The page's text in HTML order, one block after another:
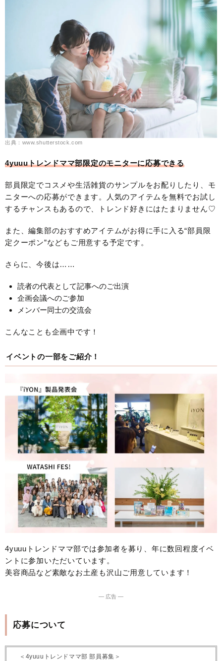
出典：www.shutterstock.com
4yuuuトレンドママ部限定のモニターに応募できる
部員限定でコスメや生活雑貨のサンプルをお配りしたり、モ
ニターへの応募ができます。人気のアイテムを無料でお試し
するチャンスもあるので、トレンド好きにはたまりません♡
また、編集部のおすすめアイテムがお得に手に入る“部員限
定クーポン”などもご用意する予定です。
さらに、今後は……
読者の代表として記事へのご出演
企画会議へのご参加
メンバー同士の交流会
こんなことも企画中です！
イベントの一部をご紹介！
4yuuuトレンドママ部では参加者を募り、年に数回程度イベ
ントに参加いただいています。
美容商品など素敵なお土産も沢山ご用意しています！
― 広告 ―
応募について
＜4yuuuトレンドママ部 部員募集＞